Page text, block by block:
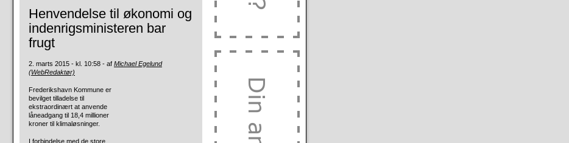
Henvendelse til økonomi og
indenrigsministeren bar
frugt
2. marts 2015 - kl. 10:58 - af Michael Egelund
(WebRedaktør)
Frederikshavn Kommune er
bevilget tilladelse til
ekstraordinært at anvende
låneadgang til 18,4 millioner
kroner til klimaløsninger.
I forbindelse med de store